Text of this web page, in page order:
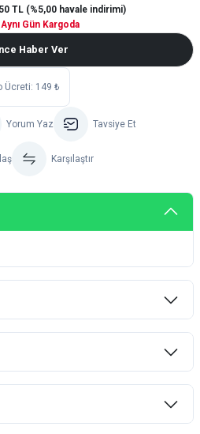
TL (%5,00 havale indirimi)
Gün Kargoda
Haber Ver
Ücreti: 149 ₺
Yorum Yaz Tavsiye Et
Karşılaştır